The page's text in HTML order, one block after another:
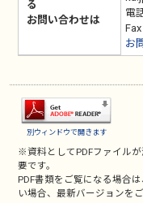
る
お問い合わせは
電
お
別ウィンドウで開きます
※資料としてPDFファイル
要です。
PDF書類をご覧になる場合
い場合、最新バージョンを